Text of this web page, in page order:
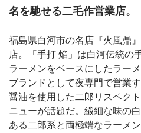
名を馳せる二毛作営業店。
福島県白河市の名店『火風鼎
店。「手打 焔」は白河伝統の
ラーメンをベースにしたラー
ブランドとして夜専門で営業
醤油を使用した二郎リスペク
ニューが話題だ。繊細な味の
ある二郎系と両極端なラーメ